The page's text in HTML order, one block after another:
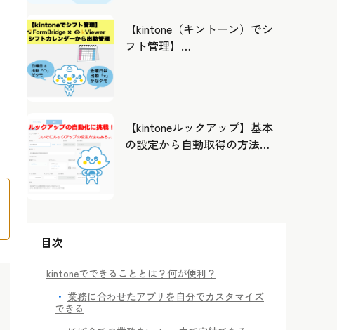
【kintone（キントーン）でシ
フト管理】
【kintoneルックアップ】基本
の設定から自動取得の方法ま
目次
kintoneでできることとは？何が便利？
業務に合わせたアプリを自分でカスタマイズ
できる